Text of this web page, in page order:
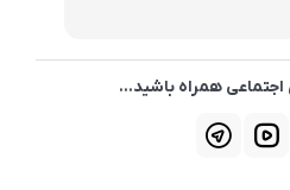
همراه باشید...